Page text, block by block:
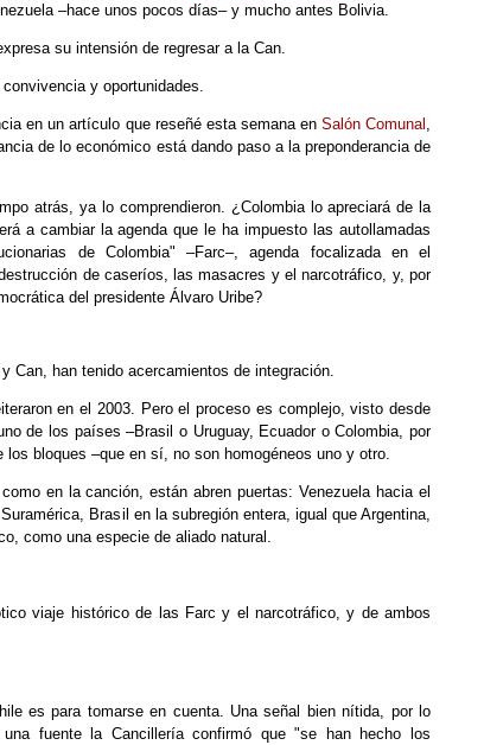
–hace unos pocos días– y mucho antes Bolivia.
su intensión de regresar a la Can.
y oportunidades.
en un artículo que reseñé esta semana en Salón Comunal ,
de lo económico está dando paso a la preponderancia de
atrás, ya lo comprendieron. ¿Colombia lo apreciará de la
a cambiar la agenda que le ha impuesto las autollamadas
de Colombia" –Farc–, agenda focalizada en el
de caseríos, las masacres y el narcotráfico, y, por
del presidente Álvaro Uribe?
Can, han tenido acercamientos de integración.
en el 2003. Pero el proceso es complejo, visto desde
de los países –Brasil o Uruguay, Ecuador o Colombia, por
los bloques –que en sí, no son homogéneos uno y otro.
en la canción, están abren puertas: Venezuela hacia el
Brasil en la subregión entera, igual que Argentina,
como una especie de aliado natural.
viaje histórico de las Farc y el narcotráfico, y de ambos
es para tomarse en cuenta. Una señal bien nítida, por lo
fuente la Cancillería confirmó que "se han hecho los